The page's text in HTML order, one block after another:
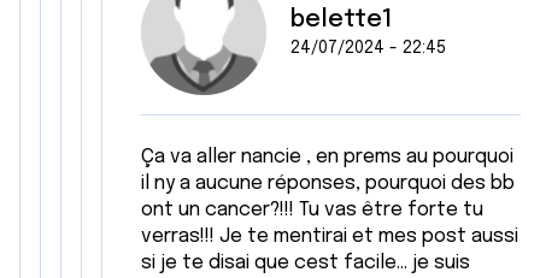
belette1
24/07/2024 - 22:45
Ça va aller nancie , en prems au pourquoi
il ny a aucune réponses, pourquoi des bb
ont un cancer?!!! Tu vas être forte tu
verras!!! Je te mentirai et mes post aussi
si je te disai que cest facile... je suis